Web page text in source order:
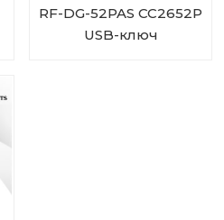
RF-DG-52PAS CC2652P
USB-ключ